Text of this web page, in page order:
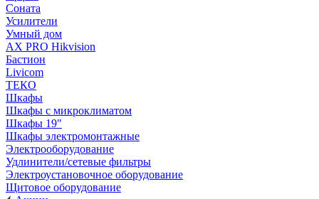
Соната
Усилители
Умный дом
AX PRO Hikvision
Бастион
Livicom
ТЕКО
Шкафы
Шкафы с микроклиматом
Шкафы 19"
Шкафы электромонтажные
Электрооборудование
Удлинители/сетевые фильтры
Электроустановочное оборудование
Щитовое оборудование